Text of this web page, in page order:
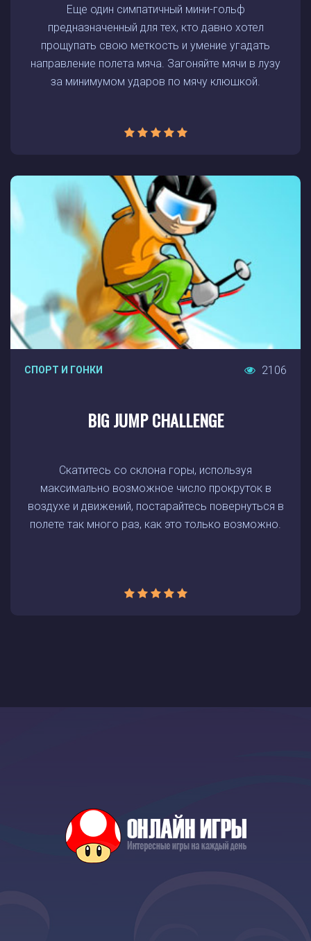
Еще один симпатичный мини-гольф
предназначенный для тех, кто давно хотел
прощупать свою меткость и умение угадать
направление полета мяча. Загоняйте мячи в лузу
за минимумом ударов по мячу клюшкой.
СПОРТ И ГОНКИ 2106
BIG JUMP CHALLENGE
Скатитесь со склона горы, используя
максимально возможное число прокруток в
воздухе и движений, постарайтесь повернуться в
полете так много раз, как это только возможно.